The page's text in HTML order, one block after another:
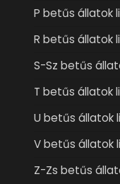
P betűs állatok
R betűs állatok
S-Sz betűs
T betűs állatok
U betűs állatok
V betűs állatok
Z-Zs betűs